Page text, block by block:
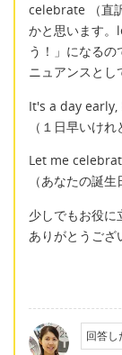
celebrate （直
かと思います。
う！」になる
ニュアンスとし
It's a day
（１日早いけ
Let me
（あなたの誕
少しでもお役に
ありがとうござ
回答し